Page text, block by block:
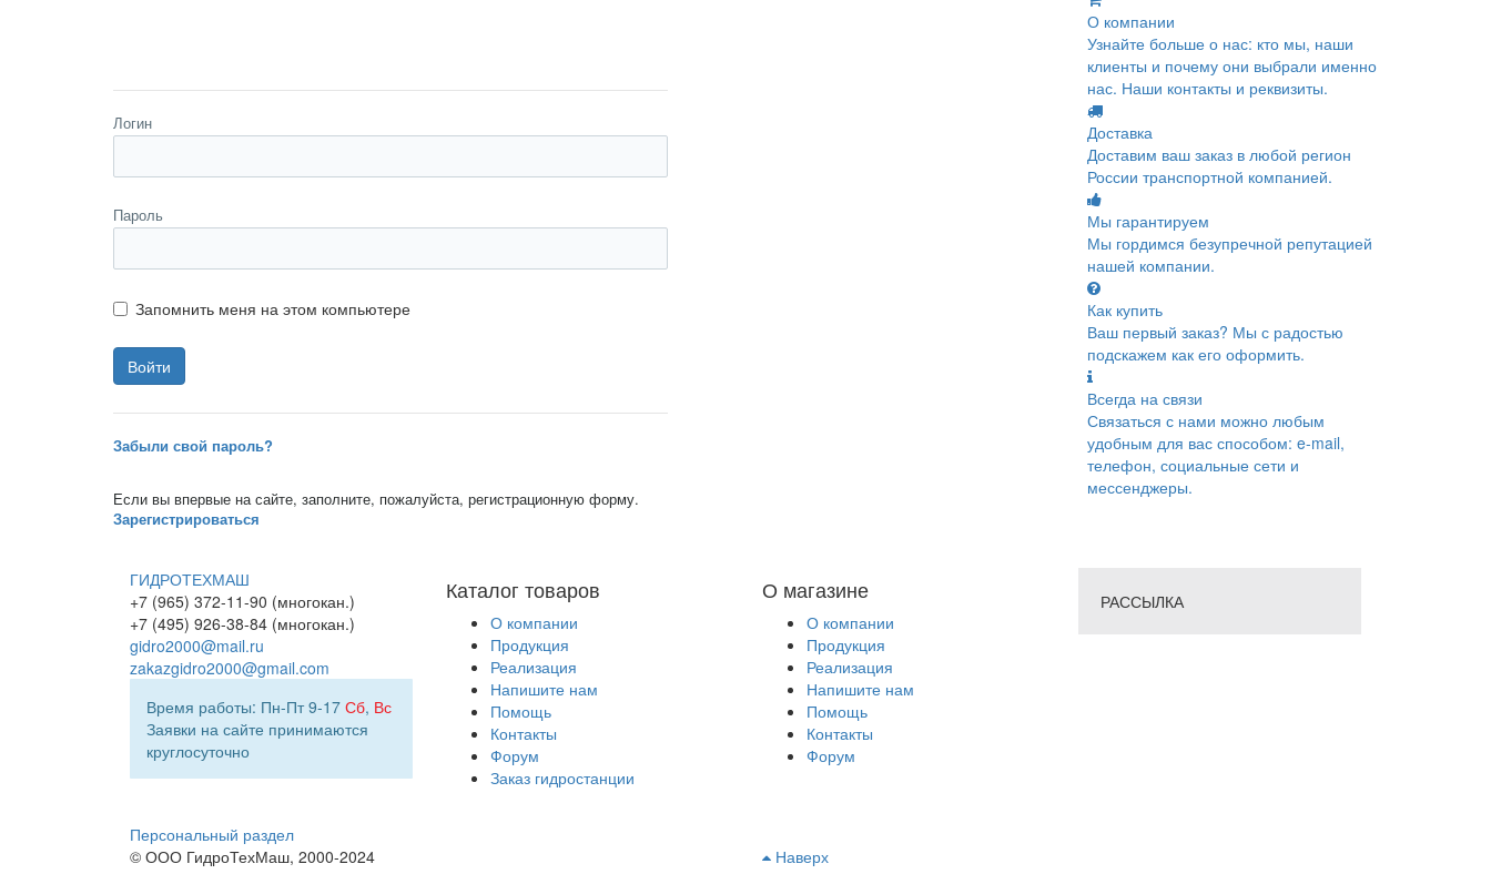
Логин
Пароль
Запомнить меня на этом компьютере
Забыли свой пароль?
Если вы впервые на сайте, заполните, пожалуйста, регистрационную форму.
Зарегистрироваться
О компании
Узнайте больше о нас: кто мы, наши
клиенты и почему они выбрали именно
нас. Наши контакты и реквизиты.
Доставка
Доставим ваш заказ в любой регион
России транспортной компанией.
Мы гарантируем
Мы гордимся безупречной репутацией
нашей компании.
Как купить
Ваш первый заказ? Мы с радостью
подскажем как его оформить.
Всегда на связи
Связаться с нами можно любым
удобным для вас способом: e-mail,
телефон, социальные сети и
мессенджеры.
О магазине
О компании
Продукция
Реализация
Напишите нам
Помощь
Контакты
Форум
Каталог товаров
О компании
Продукция
Реализация
Напишите нам
Помощь
Контакты
Форум
Заказ гидростанции
РАССЫЛКА
ГИДРОТЕХМАШ
+7 (965) 372-11-90 (многокан.)
+7 (495) 926-38-84 (многокан.)
gidro2000@mail.ru
zakazgidro2000@gmail.com
Время работы: Пн-Пт 9-17 Сб, Вс
Заявки на сайте принимаются
круглосуточно
Персональный раздел
© ООО ГидроТехМаш, 2000-2024
Наверх